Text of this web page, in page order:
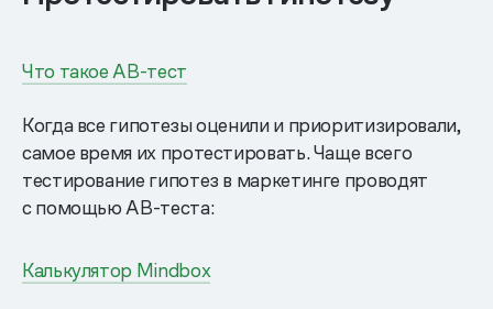
Что такое АВ-тест
Когда все гипотезы оценили и приоритизировали,
самое время их протестировать. Чаще всего
тестирование гипотез в маркетинге проводят
с помощью AB-теста:
Калькулятор Mindbox